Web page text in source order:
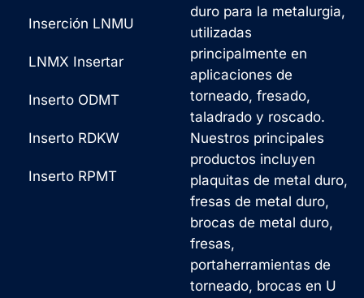
duro para la metalurgia,
utilizadas
principalmente en
aplicaciones de
torneado, fresado,
taladrado y roscado.
Nuestros principales
productos incluyen
plaquitas de metal duro,
fresas de metal duro,
brocas de metal duro,
fresas,
portaherramientas de
torneado, brocas en U
Inserción LNMU
LNMX Insertar
Inserto ODMT
Inserto RDKW
Inserto RPMT